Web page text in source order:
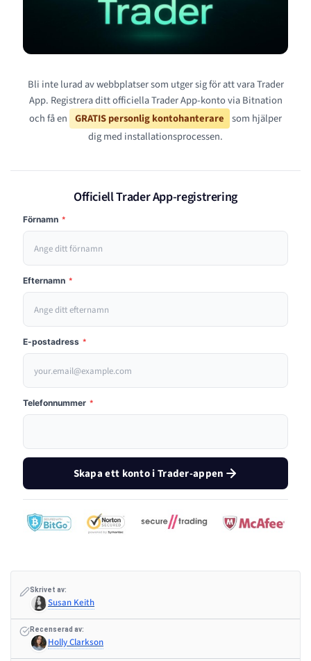
Bli inte lurad av webbplatser som utger sig för att vara Trader
App. Registrera ditt officiella Trader App-konto via Bitnation
och få en GRATIS personlig kontohanterare som hjälper
dig med installationsprocessen.
Officiell Trader App-registrering
Förnamn *
Efternamn *
E-postadress *
Telefonnummer *
Skapa ett konto i Trader-appen
Skrivet av:
Susan Keith
Recenserad av:
Holly Clarkson